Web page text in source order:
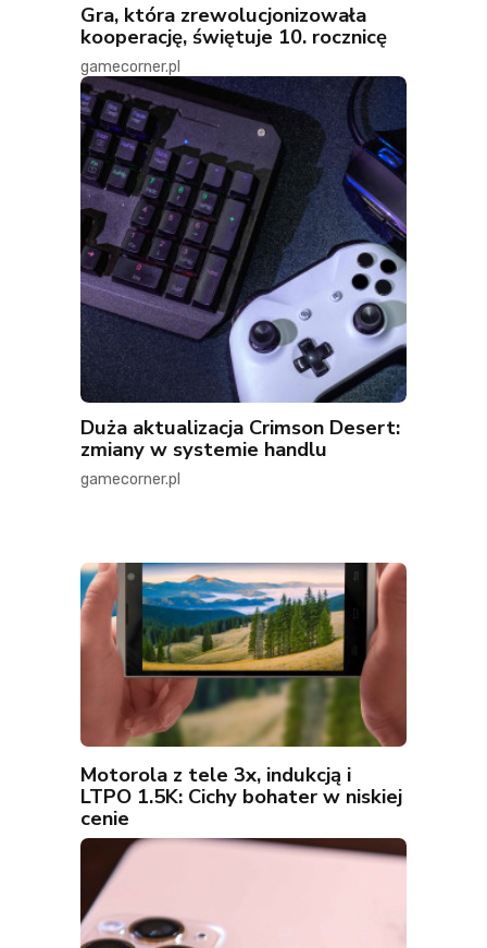
Gra, która zrewolucjonizowała
kooperację, świętuje 10. rocznicę
gamecorner.pl
Duża aktualizacja Crimson Desert:
zmiany w systemie handlu
gamecorner.pl
Motorola z tele 3x, indukcją i
LTPO 1.5K: Cichy bohater w niskiej
cenie